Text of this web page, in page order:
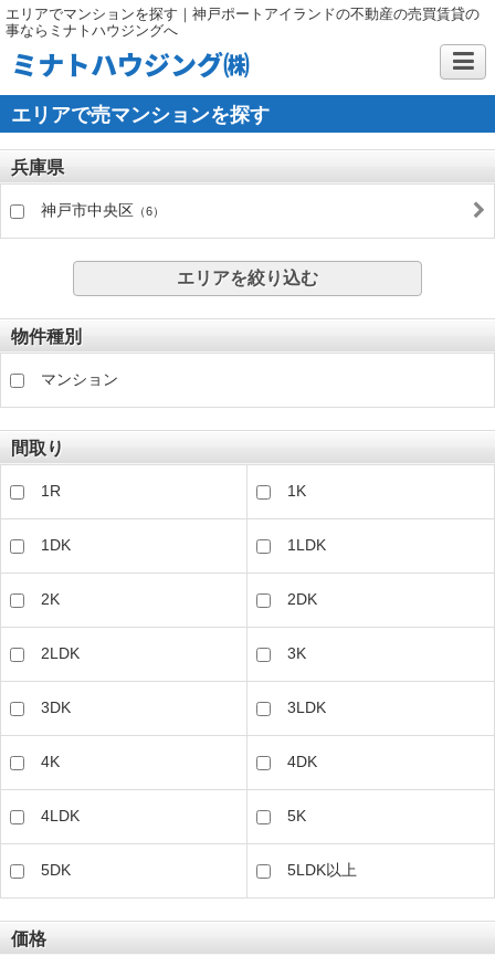
エリアでマンションを探す｜神戸ポートアイランドの不動産の売買賃貸の
事ならミナトハウジングへ
ミナトハウジング㈱
エリアで売マンションを探す
兵庫県
神戸市中央区 （6）
エリアを絞り込む
物件種別
マンション
間取り
1R 1K
1DK 1LDK
2K 2DK
2LDK 3K
3DK 3LDK
4K 4DK
4LDK 5K
5DK 5LDK以上
価格